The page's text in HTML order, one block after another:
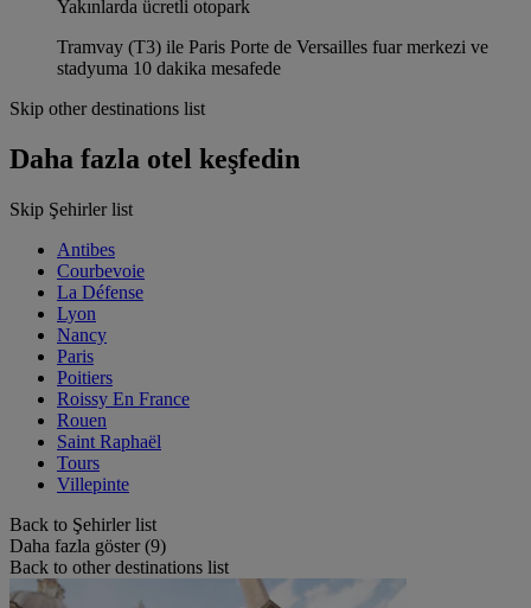
Yakınlarda ücretli otopark
Tramvay (T3) ile Paris Porte de Versailles fuar merkezi ve
stadyuma 10 dakika mesafede
Skip other destinations list
Daha fazla otel keşfedin
Skip Şehirler list
Antibes
Courbevoie
La Défense
Lyon
Nancy
Paris
Poitiers
Roissy En France
Rouen
Saint Raphaël
Tours
Villepinte
Back to Şehirler list
Daha fazla göster (9)
Back to other destinations list